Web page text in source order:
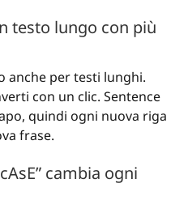
testo lungo con più
anche per testi lunghi.
con un clic. Sentence
quindi ogni nuova riga
frase.
cambia ogni